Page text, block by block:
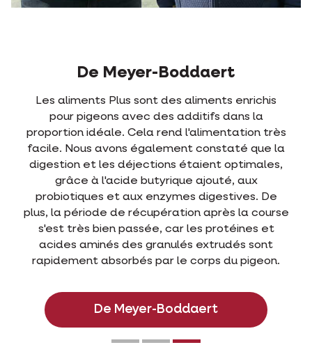
Joost Desmeyter
Les mélanges Plus contiennent les niveaux
idéaux de glucides, graisses et protéines,
que des additifs soutenant les muscles et
articulations. L'alimentation est adaptée
besoins du pigeon en fonction des
saisons. Cela rend les choses très faciles
moi en tant qu'amateur de pigeons.
Joost De Smeyter
très